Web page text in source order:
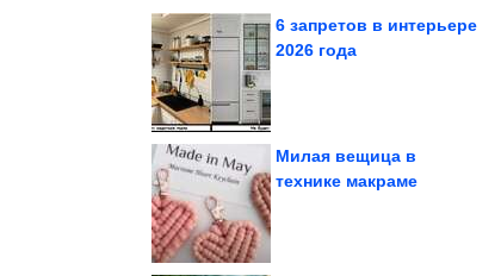
В Подмосковье убили и
6 запретов в интерьере
2026 года
Уморительные кадры с
Милая вещица в
технике макраме